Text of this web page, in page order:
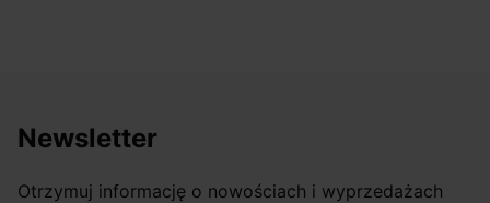
Newsletter
Otrzymuj informację o nowościach i wyprzedażach